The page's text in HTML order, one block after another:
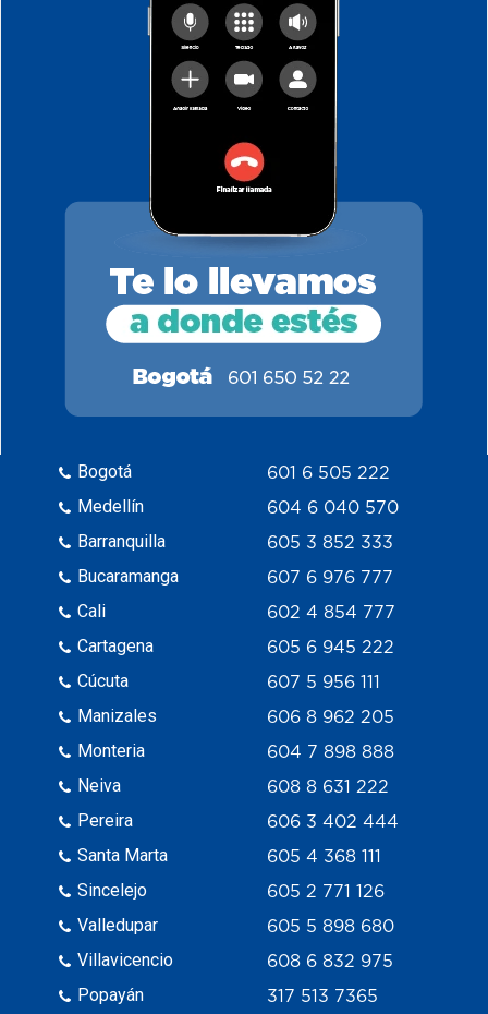
Bogotá
Medellín
Barranquilla
Bucaramanga
Cali
Cartagena
Cúcuta
Manizales
Monteria
Neiva
Pereira
Santa Marta
Sincelejo
Valledupar
Villavicencio
Popayán
601 6 505 222
604 6 040 570
605 3 852 333
607 6 976 777
602 4 854 777
605 6 945 222
607 5 956 111
606 8 962 205
604 7 898 888
608 8 631 222
606 3 402 444
605 4 368 111
605 2 771 126
605 5 898 680
608 6 832 975
317 513 7365